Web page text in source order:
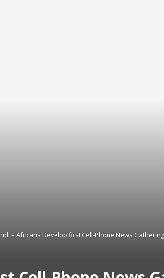
– Africans Develop first Cell-Phone News